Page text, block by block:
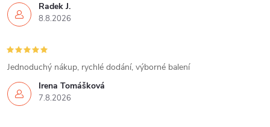
Radek J.
8.8.2026
Irena Tomášková
7.8.2026
Jednoduchý nákup, rychlé dodání, výborné balení